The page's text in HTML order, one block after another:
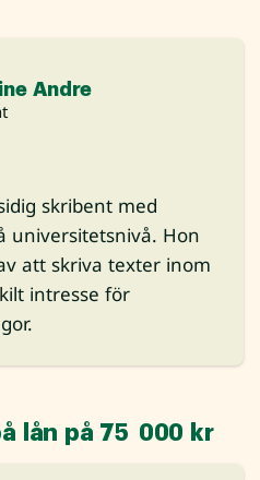
Andre
skribent med
universitetsnivå. Hon
att skriva texter inom
intresse för
lån på 75 000 kr